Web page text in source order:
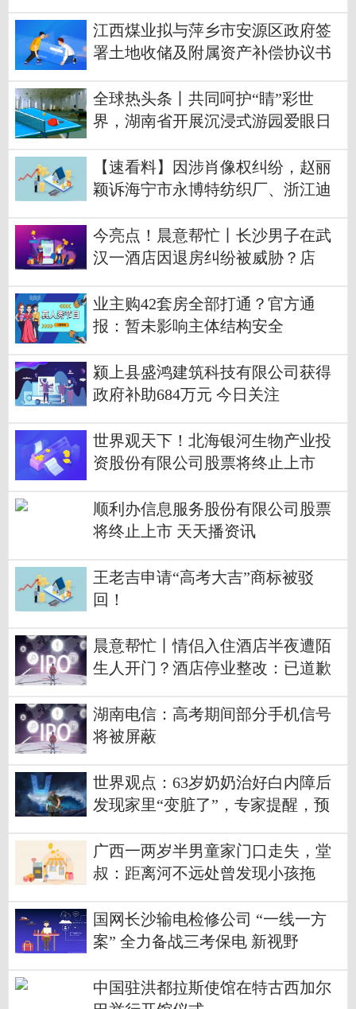
江西煤业拟与萍乡市安源区政府签
署土地收储及附属资产补偿协议书
全球热头条丨共同呵护“睛”彩世
界，湖南省开展沉浸式游园爱眼日
【速看料】因涉肖像权纠纷，赵丽
颖诉海宁市永博特纺织厂、浙江迪
今亮点！晨意帮忙丨长沙男子在武
汉一酒店因退房纠纷被威胁？店
业主购42套房全部打通？官方通
报：暂未影响主体结构安全
颍上县盛鸿建筑科技有限公司获得
政府补助684万元 今日关注
世界观天下！北海银河生物产业投
资股份有限公司股票将终止上市
顺利办信息服务股份有限公司股票
将终止上市 天天播资讯
王老吉申请“高考大吉”商标被驳
回！
晨意帮忙丨情侣入住酒店半夜遭陌
生人开门？酒店停业整改：已道歉
湖南电信：高考期间部分手机信号
将被屏蔽
世界观点：63岁奶奶治好白内障后
发现家里“变脏了”，专家提醒，预
广西一两岁半男童家门口走失，堂
叔：距离河不远处曾发现小孩拖
国网长沙输电检修公司 “一线一方
案” 全力备战三考保电 新视野
中国驻洪都拉斯使馆在特古西加尔